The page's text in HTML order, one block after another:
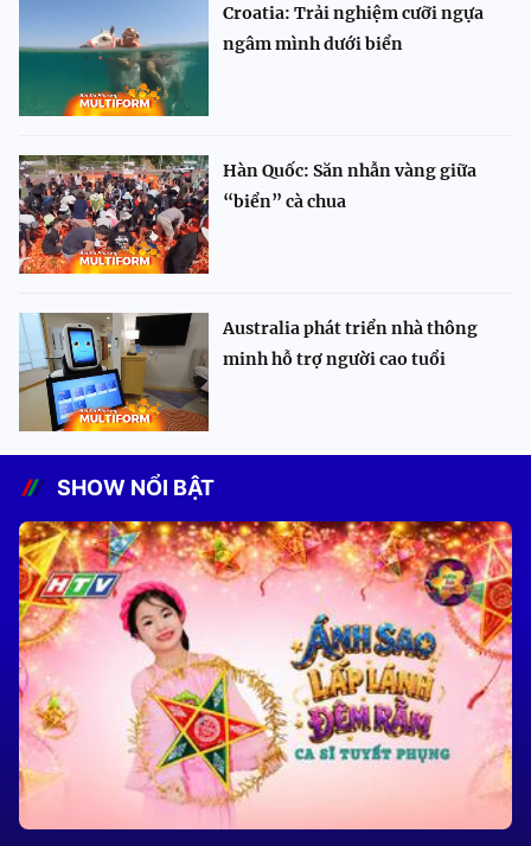
Croatia: Trải nghiệm cưỡi ngựa
ngâm mình dưới biển
Hàn Quốc: Săn nhẫn vàng giữa
“biển” cà chua
Australia phát triển nhà thông
minh hỗ trợ người cao tuổi
SHOW NỔI BẬT